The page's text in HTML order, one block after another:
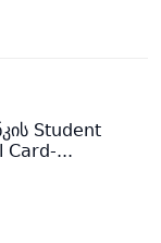
Student
Card-...